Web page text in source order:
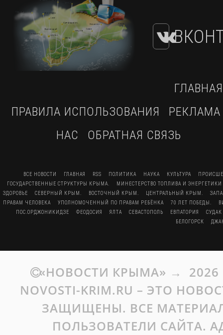
ГЛАВНАЯ
ПРАВИЛА ИСПОЛЬЗОВАНИЯ
РЕКЛАМА
НАС
ОБРАТНАЯ СВЯЗЬ
ВСЕ НОВОСТИ ГЛАВНАЯ RSS ПОЛИТИКА НАУКА КУЛЬТУРА
ГОСУДАРСТВЕННЫЕ СТРУКТУРЫ КРЫМА.
МИНЕСТЕРСТВО ТОПЛИВА И
ЗДОРОВЬЕ
СЕВЕРНЫЙ КРЫМ. ВОСТОЧНЫЙ КРЫМ. ЦЕНТРАЛЬНЫЙ КРЫМ.
ПРАВАМ ЧЕЛОВЕКА
УПОЛНОМОЧЕННЫЙ ПО ПРАВАМ РЕБЁНКА 70 ЛЕТ ПОБЕДЫ.
ПОС.ОРДЖОНИКИДЗЕ
ФЕОДОСИЯ ЯЛТА СЕВАСТОПОЛЬ ЕВПАТОРИЯ
СУДАК
БЕЛОГОРСК
«НОВОСТИ КРЫМА» → 2026
NOVOSTI-KRIM.RU – ЭТО
ЗАЩИЩЕНЫ. ВСЕ
ПОЛЬЗОВАТЕЛИ САЙТА.